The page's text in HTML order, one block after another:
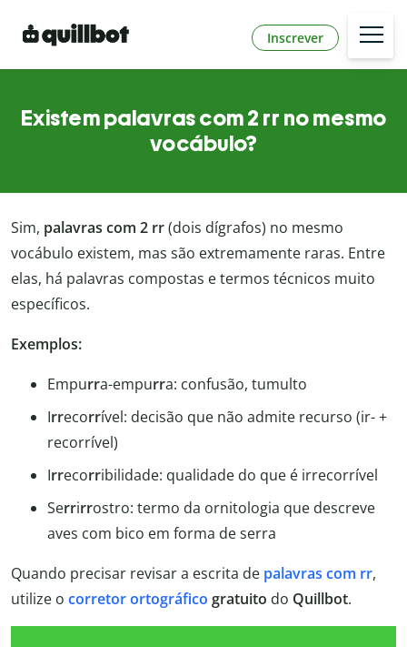
Inscrever
Existem palavras com 2 rr no mesmo
vocábulo?
Sim, palavras com 2 rr(dois dígrafos) no mesmo
vocábulo existem, mas são extremamente raras. Entre
elas, há palavras compostas e termos técnicos muito
específicos.
Exemplos:
Empurra-empurra: confusão, tumulto
Irrecorrível: decisão que não admite recurso (ir- +
recorrível)
Irrecorribilidade: qualidade do que é irrecorrível
Serrirrostro: termo da ornitologia que descreve
aves com bico em forma de serra
Quando precisar revisar a escrita de palavras com rr,
utilize o corretor ortográfico gratuito do Quillbot.